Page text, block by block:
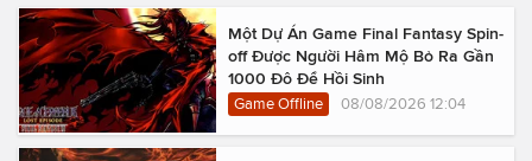
Một Dự Án Game Final Fantasy Spin-
off Được Người Hâm Mộ Bỏ Ra Gần
1000 Đô Để Hồi Sinh
Game Offline 08/08/2026 12:04